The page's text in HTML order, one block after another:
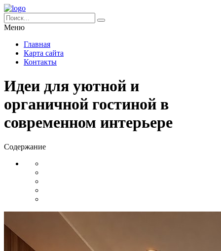
Меню
Главная
Карта сайта
Контакты
Идеи для уютной и
органичной гостиной в
современном интерьере
Содержание